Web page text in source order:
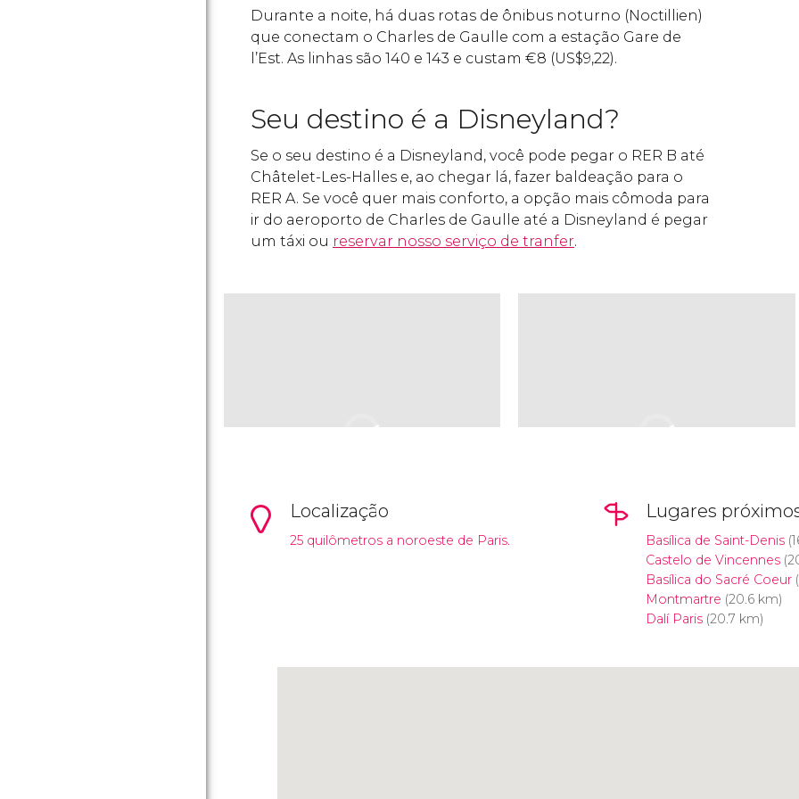
Durante a noite, há duas rotas de ônibus noturno (Noctillien)
que conectam o Charles de Gaulle com a estação Gare de
l’Est. As linhas são 140 e 143 e custam €8 (US$9,22)​.
Seu destino é a Disneyland?
Se o seu destino é a Disneyland, você pode pegar o RER B até
Châtelet-Les-Halles e, ao chegar lá, fazer baldeação para o
RER A. Se você quer mais conforto, a opção mais cômoda para
ir do aeroporto de Charles de Gaulle até a Disneyland é pegar
um táxi ou reservar nosso serviço de tranfer.
Localização
25 quilômetros a noroeste de Paris.
Lugares
Basílica de Saint-Denis
Castelo de Vincennes
Basílica do Sacré Coeur
Montmartre (20.6 km)
Dalí Paris(20.7 km)